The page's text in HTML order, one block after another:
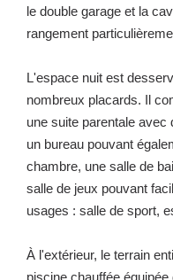
le double garage et la
rangement
L'espace nuit est
nombreux placards. Il
une suite parentale avec
un bureau pouvant
chambre, une salle de
salle de jeux pouvant
usages : salle de sport,
À l'extérieur, le terrain
piscine chauffée